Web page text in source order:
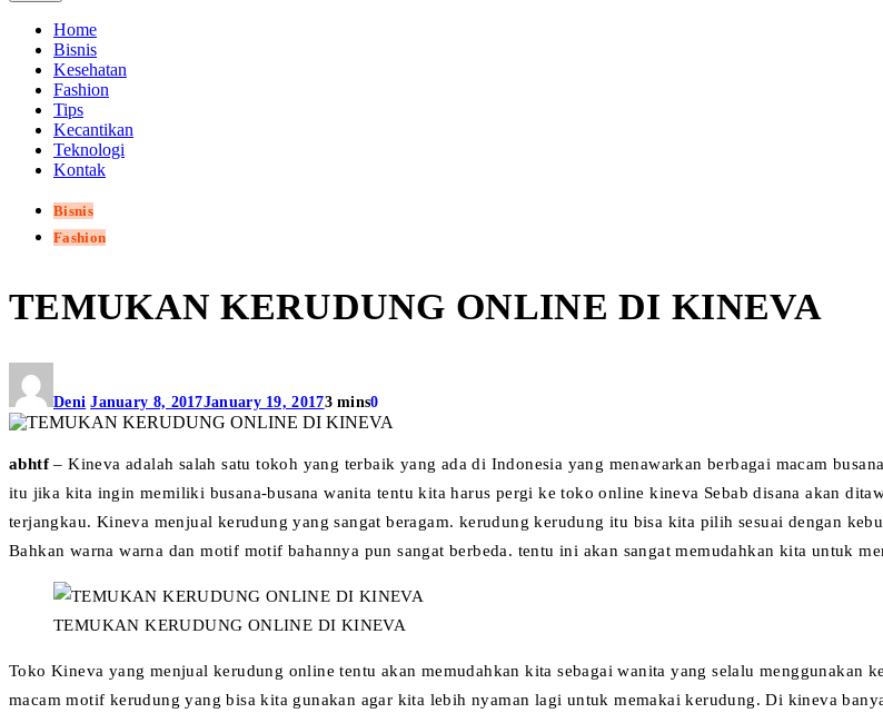
Home
Bisnis
Kesehatan
Fashion
Tips
Kecantikan
Teknologi
Kontak
Bisnis
Fashion
TEMUKAN KERUDUNG ONLINE DI KINEVA
Deni January 8, 2017January 19, 20173 mins0
​abhtf– Kineva adalah salah satu tokoh yang terbaik yang ada di Indonesia yang menawarkan berbagai macam
itu jika kita ingin memiliki busana-busana wanita tentu kita harus pergi ke toko online kineva Sebab disana akan
terjangkau. Kineva menjual kerudung yang sangat beragam. kerudung kerudung itu bisa kita pilih sesuai dengan
Bahkan warna warna dan motif motif bahannya pun sangat berbeda. tentu ini akan sangat memudahkan kita untuk
TEMUKAN KERUDUNG ONLINE DI KINEVA
Toko Kineva yang menjual kerudung online tentu akan memudahkan kita sebagai wanita yang selalu
macam motif kerudung yang bisa kita gunakan agar kita lebih nyaman lagi untuk memakai kerudung. Di kineva